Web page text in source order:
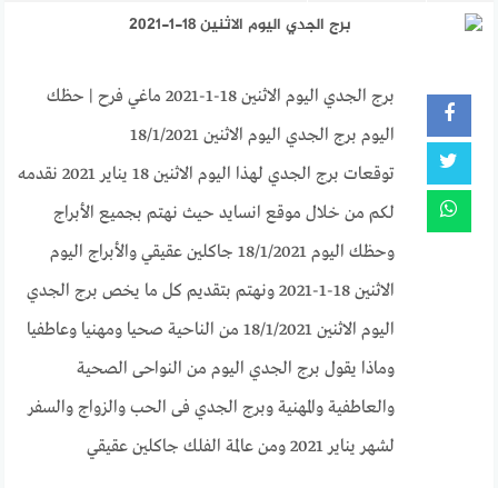
برج الجدي اليوم الاثنين 18-1-2021 ماغي فرح | حظك
اليوم برج الجدي اليوم الاثنين 18/1/2021
توقعات برج الجدي لهذا اليوم الاثنين 18 يناير 2021 نقدمه
لكم من خلال موقع انسايد حيث نهتم بجميع الأبراج
وحظك اليوم 18/1/2021 جاكلين عقيقي والأبراج اليوم
الاثنين 18-1-2021 ونهتم بتقديم كل ما يخص برج الجدي
اليوم الاثنين 18/1/2021 من الناحية صحيا ومهنيا وعاطفيا
وماذا يقول برج الجدي اليوم من النواحى الصحية
والعاطفية والمهنية وبرج الجدي فى الحب والزواج والسفر
لشهر يناير 2021 ومن عالمة الفلك جاكلين عقيقي